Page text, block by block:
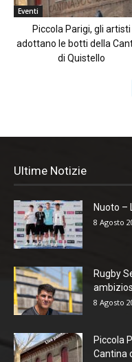
Eventi
Piccola Parigi, gli artisti
adottano le botti della
di Quistello
Ultime Notizie
Nuoto –
8 Agosto
Rugby
8 Agosto
Piccola
Cantina